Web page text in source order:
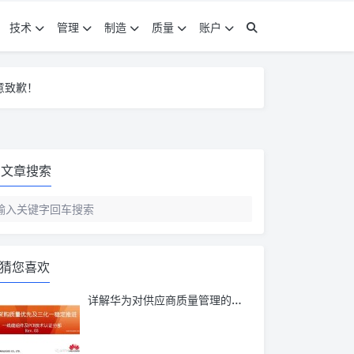
技术 管理 制造 质量 账户
歉！
文章搜索
猜您喜欢
详解华为对供应商质量管理的要求：三化一稳！